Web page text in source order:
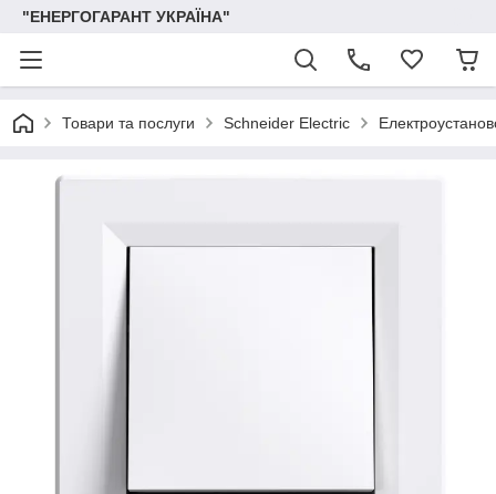
"ЕНЕРГОГАРАНТ УКРАЇНА"
Товари та послуги Schneider Electric